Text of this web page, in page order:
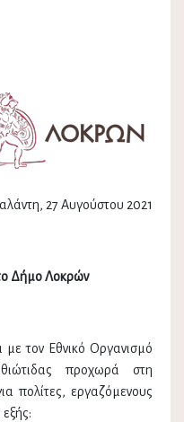
27 Αυγούστου 2021
Δήμο Λοκρών
τον Εθνικό Οργανισμό
προχωρά στη
πολίτες, εργαζόμενους